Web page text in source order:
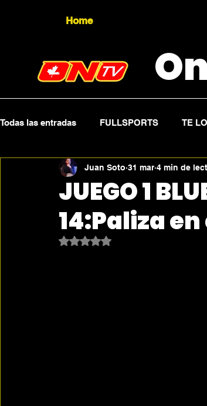
Home
Todas las entradas FULLSPORTS TE
Topicality PRESS RELEASE Press
JUEGO 1
14:Paliza
Juan Soto 31 mar 4 min de
Obtuvo NaN de 5 estrellas.